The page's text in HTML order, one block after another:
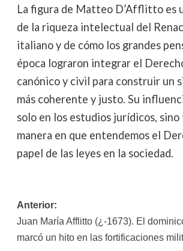
La figura de Matteo D’Afflitto es
de la riqueza intelectual del
italiano y de cómo los grandes
época lograron integrar el
canónico y civil para construir un
más coherente y justo. Su
solo en los estudios jurídicos, sino
manera en que entendemos el
papel de las leyes en la sociedad.
Navegación
de
Anterior:
Juan María Afflitto (¿-1673). El
marcó un hito en las fortificaciones